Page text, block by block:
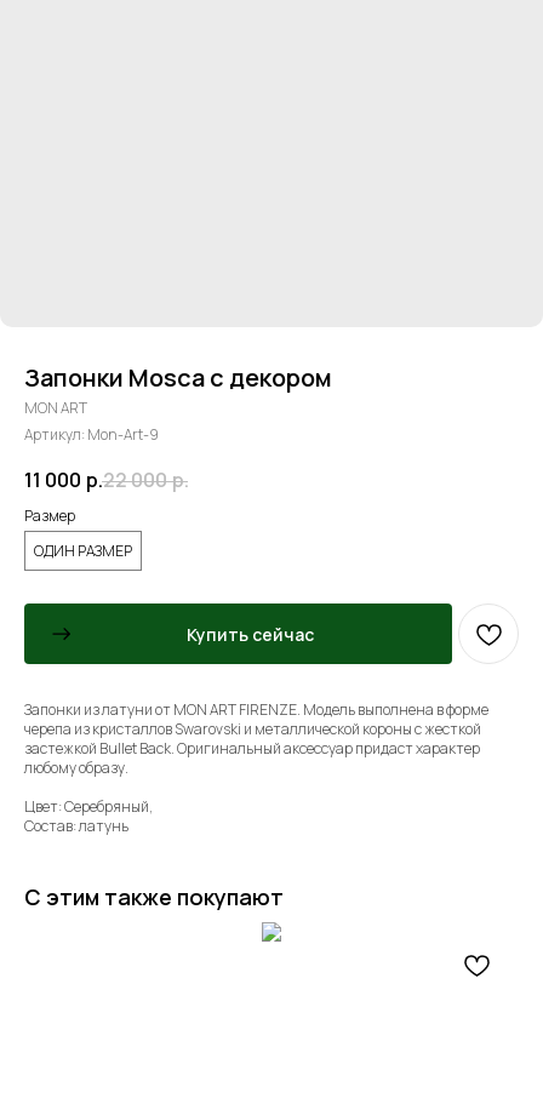
Запонки Mosca с декором
MON ART
Артикул: Mon-Art-9
11 000 р.22 000р.
Размер
ОДИН РАЗМЕР
Купить сейчас
Запонки из латуни от MON ART FIRENZE. Модель выполнена в форме
черепа из кристаллов Swarovski и металлической короны с жесткой
застежкой Bullet Back. Оригинальный аксессуар придаст характер
любому образу.
Цвет: Серебряный,
Состав: латунь
С этим также покупают